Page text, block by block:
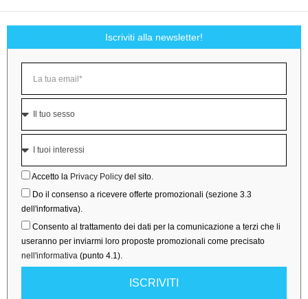
Iscriviti alla newsletter!
Accetto la Privacy Policy del sito.
Do il consenso a ricevere offerte promozionali (sezione 3.3
dell'informativa).
Consento al trattamento dei dati per la comunicazione a terzi che li
useranno per inviarmi loro proposte promozionali come precisato
nell'informativa (punto 4.1).
ISCRIVITI